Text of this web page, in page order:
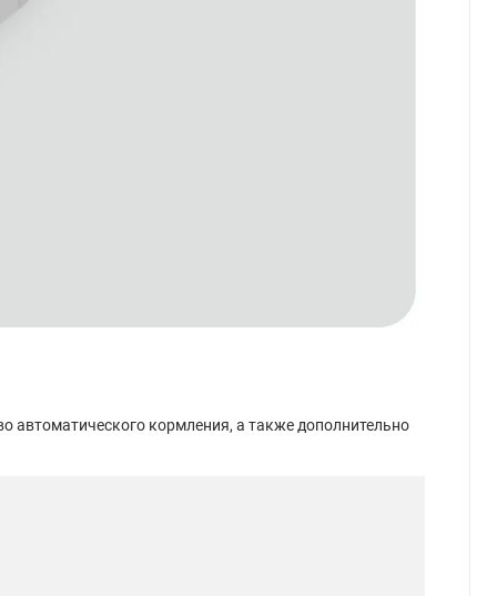
автоматического кормления, а также дополнительно